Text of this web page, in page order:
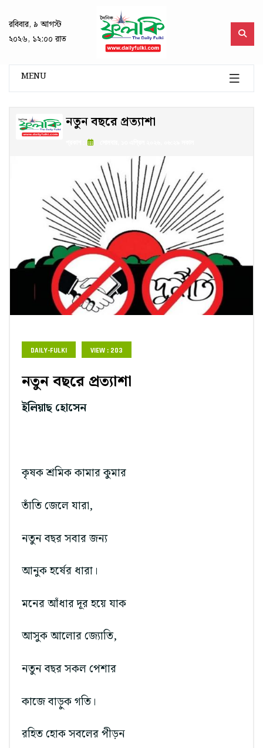
রবিবার, ৯ আগস্ট
২০২৬, ১২:০০ রাত
MENU
নতুন বছরে প্রত্যাশা
DAILY-FULKI VIEW : 203
নতুন বছরে প্রত্যাশা
ইলিয়াছ হোসেন
কৃষক শ্রমিক কামার কুমার
তাঁতি জেলে যারা,
নতুন বছর সবার জন্য
আনুক হর্ষের ধারা।
মনের আঁধার দূর হয়ে যাক
আসুক আলোর জ্যোতি,
নতুন বছর সকল পেশার
কাজে বাড়ুক গতি।
রহিত হোক সবলের পীড়ন